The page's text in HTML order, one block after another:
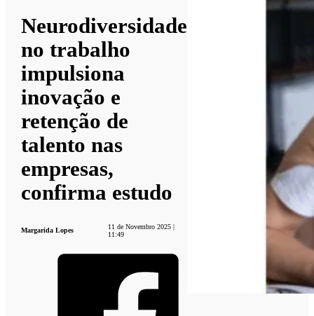
Neurodiversidade
no trabalho
impulsiona
inovação e
retenção de
talento nas
empresas,
confirma estudo
Margarida Lopes
11 de Novembro 2025 |
11:49